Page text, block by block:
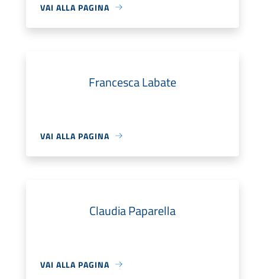
VAI ALLA PAGINA
Francesca Labate
VAI ALLA PAGINA
Claudia Paparella
VAI ALLA PAGINA